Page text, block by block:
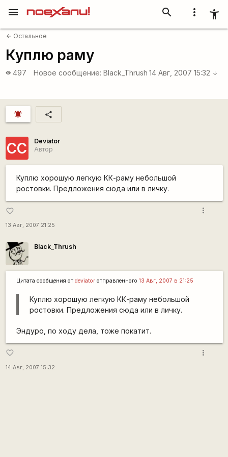
more_vert accessibility_new
search
menu
arrow_back Остальное
Куплю раму
visibility 497 Новое сообщение: Black_Thrush 14 Авг, 2007 15:32 arrow_downward
notifications_active share
СС
Deviator
Автор
Куплю хорошую легкую КК-раму небольшой
ростовки. Предложения сюда или в личку.
favorite_border
13 Авг, 2007 21:25
more_vert
Black_Thrush
Цитата сообщения от deviatorотправленного 13 Авг, 2007 в 21:25
Куплю хорошую легкую КК-раму небольшой
ростовки. Предложения сюда или в личку.
Эндуро, по ходу дела, тоже покатит.
favorite_border
14 Авг, 2007 15:32
more_vert